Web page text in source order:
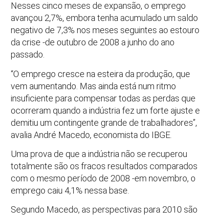
Nesses cinco meses de expansão, o emprego
avançou 2,7%, embora tenha acumulado um saldo
negativo de 7,3% nos meses seguintes ao estouro
da crise -de outubro de 2008 a junho do ano
passado.
“O emprego cresce na esteira da produção, que
vem aumentando. Mas ainda está num ritmo
insuficiente para compensar todas as perdas que
ocorreram quando a indústria fez um forte ajuste e
demitiu um contingente grande de trabalhadores”,
avalia André Macedo, economista do IBGE.
Uma prova de que a indústria não se recuperou
totalmente são os fracos resultados comparados
com o mesmo período de 2008 -em novembro, o
emprego caiu 4,1% nessa base.
Segundo Macedo, as perspectivas para 2010 são